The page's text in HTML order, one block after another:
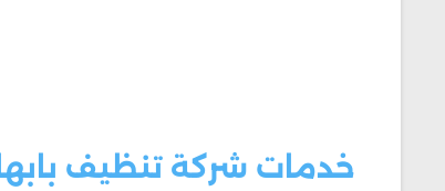
خدمات شركة تنظيف بابها